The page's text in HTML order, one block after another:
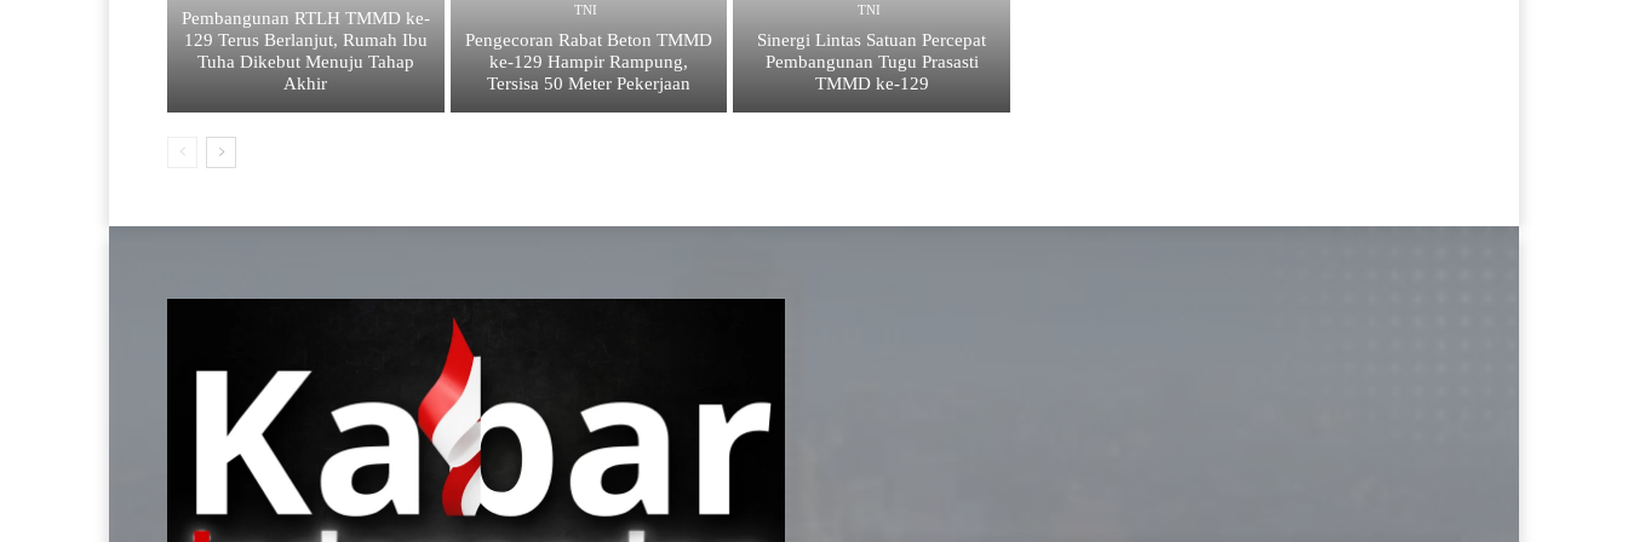
Pembangunan RTLH TMMD ke-
129 Terus Berlanjut, Rumah Ibu
Tuha Dikebut Menuju Tahap
Akhir
TNI
Pengecoran Rabat Beton TMMD
ke-129 Hampir Rampung,
Tersisa 50 Meter Pekerjaan
TNI
Sinergi Lintas Satuan Percepat
Pembangunan Tugu Prasasti
TMMD ke-129